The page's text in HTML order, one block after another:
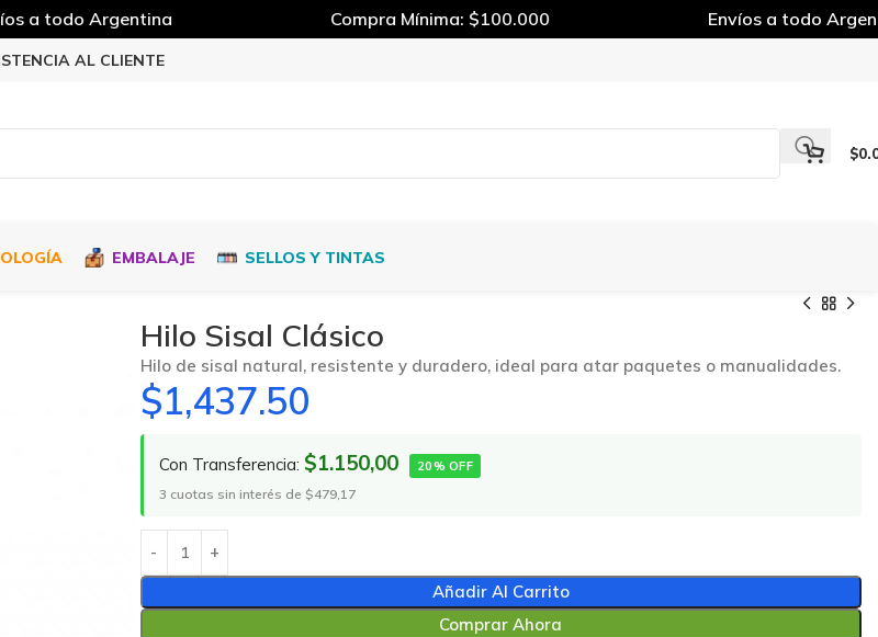
AL CLIENTE
$
EMBALAJE SELLOS Y TINTAS
Hilo Sisal Clásico
Hilo de sisal natural, resistente y duradero, ideal para atar paquetes o manualidades.
$1,437.50
Con Transferencia: $1.150,00 20% OFF
3 cuotas sin interés de $479,17
Añadir Al Carrito
Comprar Ahora
a todo Argentina Compra Mínima: $100.000 Envíos a todo